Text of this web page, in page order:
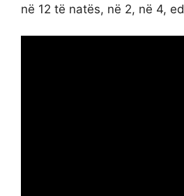
në 12 të natës, në 2, në 4,